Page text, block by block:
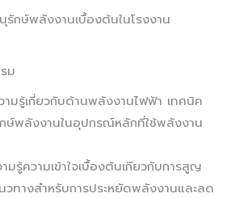
กษ์พลังงานเบื้องต้นในโรงงาน
ม
ามรู้เกี่ยวกับด้านพลังงานไฟฟ้า เทคนิค
ษ์พลังงานในอุปกรณ์หลักที่ใช้พลังงาน
มรู้ความเข้าใจเบื้องต้นเกียวกับการสูญ
วทางสำหรับการประหยัดพลังงานและลด